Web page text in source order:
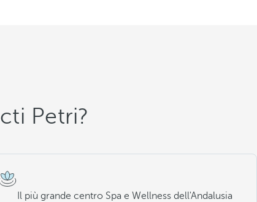
Petri?
Il più grande centro Spa e Wellness dell'Andalusia